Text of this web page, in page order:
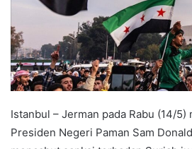
Istanbul – Jerman pada Rabu (14/5)
Presiden Negeri Paman Sam